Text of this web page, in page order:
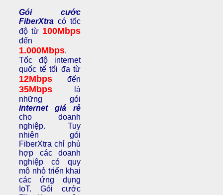
Gói cước
FiberXtra có tốc
độ từ 100Mbps
đến
1.000Mbps.
Tốc độ internet
quốc tế tối đa từ
12Mbps đến
35Mbps là
những gói
internet giá rẻ
cho doanh
nghiệp. Tuy
nhiên gói
FiberXtra chỉ phù
hợp các doanh
nghiệp có quy
mô nhỏ triển khai
các ứng dụng
IoT. Gói cước